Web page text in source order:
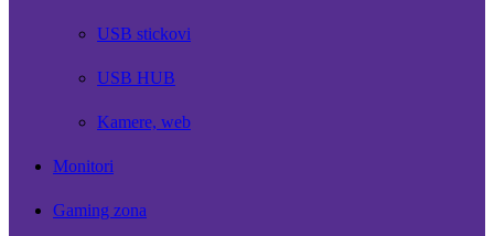
USB stickovi
USB HUB
Kamere, web
Monitori
Gaming zona